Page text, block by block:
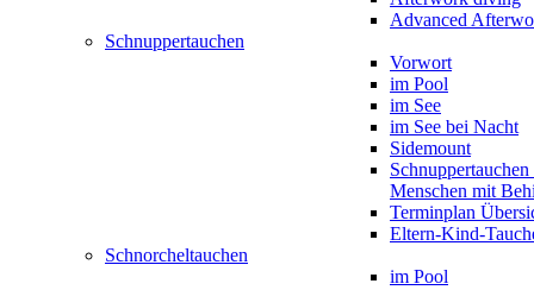
Advanced
Schnuppertauchen
Vorwort
im Pool
im See
im See bei Nacht
Sidemount
Menschen mit
Terminplan
Eltern-Kind-
Schnorcheltauchen
im Pool